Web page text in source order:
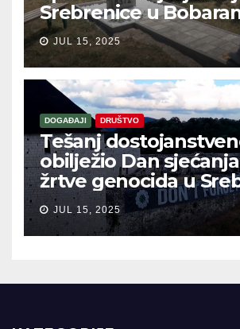
Srebrenice u
JUL 15, 2025
DOGAĐAJI DRUŠTVO
Tešanj
obilježio Dan
žrtve genocida u
JUL 15, 2025